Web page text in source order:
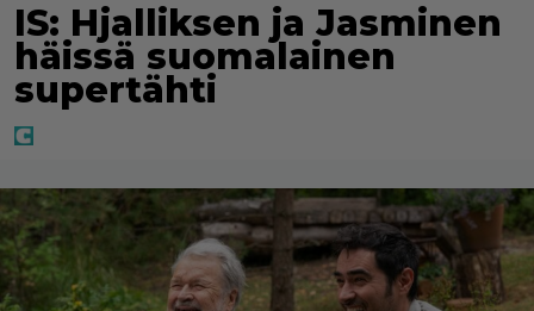
IS: Hjalliksen ja Jasminen
häissä suomalainen
supertähti